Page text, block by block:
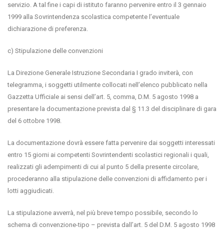
servizio. A tal fine i capi di istituto faranno pervenire entro il 3 gennaio
1999 alla Sovrintendenza scolastica competente l’eventuale
dichiarazione di preferenza.
c) Stipulazione delle convenzioni
La Direzione Generale Istruzione Secondaria I grado inviterà, con
telegramma, i soggetti utilmente collocati nell’elenco pubblicato nella
Gazzetta Ufficiale ai sensi dell’art. 5, comma, D.M. 5 agosto 1998 a
presentare la documentazione prevista dal § 11.3 del disciplinare di gara
del 6 ottobre 1998.
La documentazione dovrà essere fatta pervenire dai soggetti interessati
entro 15 giorni ai competenti Sovrintendenti scolastici regionali i quali,
realizzati gli adempimenti di cui al punto 5 della presente circolare,
procederanno alla stipulazione delle convenzioni di affidamento per i
lotti aggiudicati.
La stipulazione avverrà, nel più breve tempo possibile, secondo lo
schema di convenzione-tipo – prevista dall’art. 5 del D.M. 5 agosto 1998